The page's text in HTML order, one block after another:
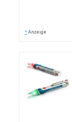
* Anzeige